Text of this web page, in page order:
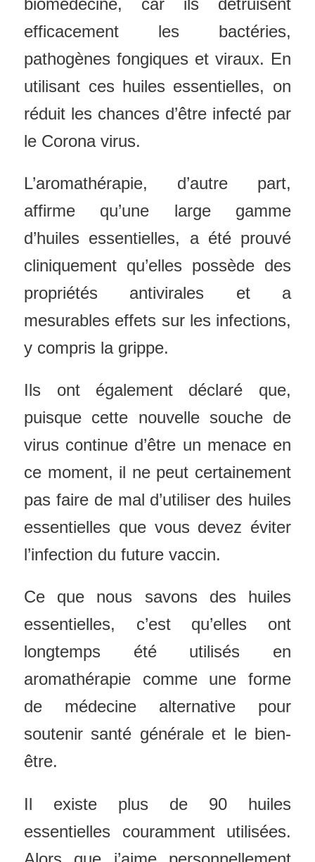
biomédecine, car ils détruisent
efficacement les bactéries,
pathogènes fongiques et viraux. En
utilisant ces huiles essentielles, on
réduit les chances d’être infecté par
le Corona virus.
L’aromathérapie, d’autre part,
affirme qu’une large gamme
d’huiles essentielles, a été prouvé
cliniquement qu’elles possède des
propriétés antivirales et a
mesurables effets sur les infections,
y compris la grippe.
Ils ont également déclaré que,
puisque cette nouvelle souche de
virus continue d’être un menace en
ce moment, il ne peut certainement
pas faire de mal d’utiliser des huiles
essentielles que vous devez éviter
l’infection du future vaccin.
Ce que nous savons des huiles
essentielles, c’est qu’elles ont
longtemps été utilisés en
aromathérapie comme une forme
de médecine alternative pour
soutenir santé générale et le bien-
être.
Il existe plus de 90 huiles
essentielles couramment utilisées.